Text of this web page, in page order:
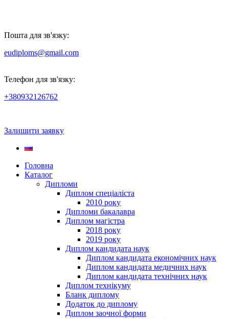
Пошта для зв'язку:
eudiploms@gmail.com
Телефон для зв'язку:
+380932126762
Залишити заявку
Головна
Каталог
Дипломи
Диплом спеціаліста
2010 року
Дипломи бакалавра
Диплом магістра
2018 року
2019 року
Диплом кандидата наук
Диплом кандидата економічних наук
Диплом кандидата медичних наук
Диплом кандидата технічних наук
Диплом технікуму
Бланк диплому
Додаток до диплому
Диплом заочної форми